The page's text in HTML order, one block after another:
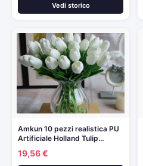
Vedi storico
Amkun 10 pezzi realistica PU
Artificiale Holland Tulip…
19,56 €